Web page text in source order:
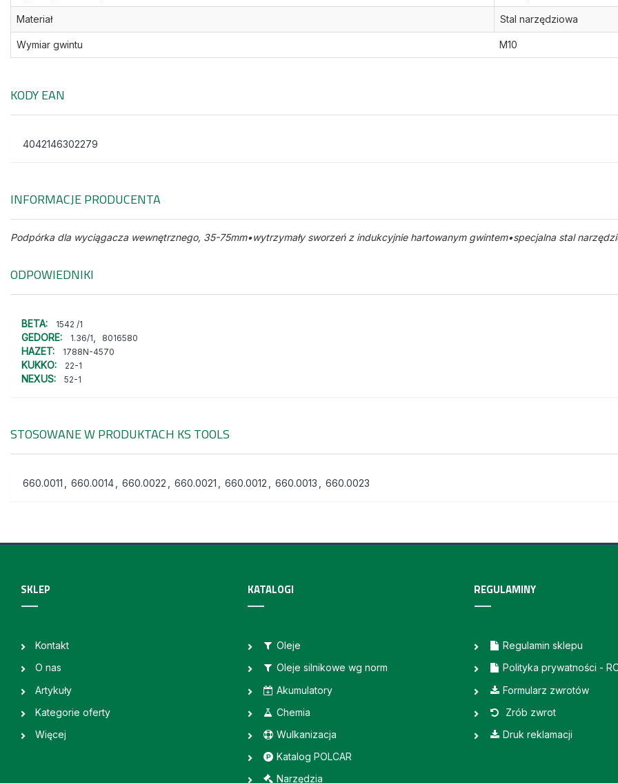
Materiał Stal narzędziowa
Wymiar gwintu M10
KODY EAN
4042146302279
INFORMACJE PRODUCENTA
Podpórka dla wyciągacza wewnętrznego, 35-75mm•wytrzymały sworzeń z indukcyjnie hartowanym gwintem•specjalna stal
ODPOWIEDNIKI
BETA: 1542 /1
GEDORE: 1.36/1 8016580
HAZET: 1788N-4570
KUKKO: 22-1
NEXUS: 52-1
STOSOWANE W PRODUKTACH KS TOOLS
660.0011 660.0014 660.0022 660.0021 660.0012 660.0013 660.0023
SKLEP
Kontakt
O nas
Artykuły
Kategorie oferty
Więcej
KATALOGI
Oleje
Oleje silnikowe wg norm
Akumulatory
Chemia
Wulkanizacja
Katalog POLCAR
Narzędzia
REGULAMINY
Regulamin sklepu
Polityka prywatności -
Formularz zwrotów
Zrób zwrot
Druk reklamacji